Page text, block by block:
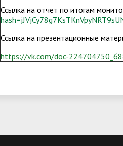
Ссылка на отчет по итогам
Ссылка на презентационные
https://vk.com/doc-